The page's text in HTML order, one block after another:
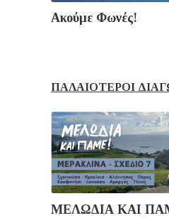
Ακούμε Φωνές!
ΠΑΛΑΙΟΤΕΡΟΙ
ΜΕΛΩΔΙΑ ΚΑΙ